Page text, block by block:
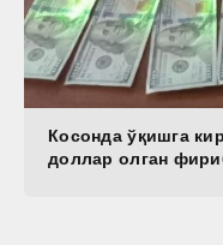
Косонда ўқишга
доллар олган